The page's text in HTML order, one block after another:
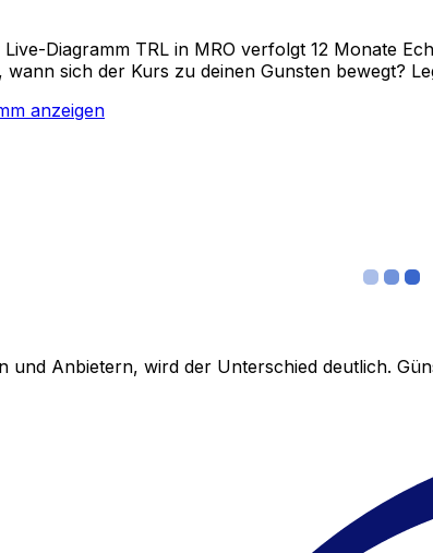
Diagramm TRL in MRO verfolgt 12 Monate
sich der Kurs zu deinen Gunsten bewegt?
anzeigen
und Anbietern, wird der Unterschied deutlich.